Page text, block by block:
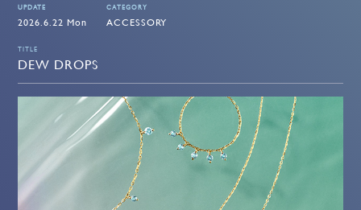
UPDATE
2026.6.22 Mon
CATEGORY
ACCESSORY
TITLE
DEW DROPS